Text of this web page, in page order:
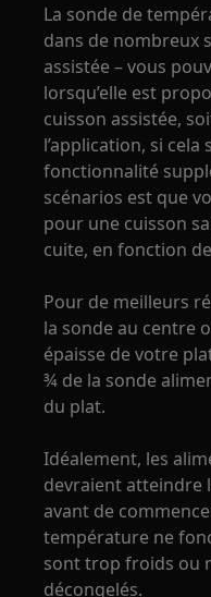
La sonde de
dans de nombreux
assistée – vous
lorsqu’elle est
cuisson assistée,
l’application, si cela
fonctionnalité
scénarios est que
pour une cuisson
cuite, en fonction
Pour de meilleurs
la sonde au centre
épaisse de votre
¾ de la sonde
du plat.
Idéalement, les
devraient atteindre
avant de
température ne
sont trop froids ou
décongelés.